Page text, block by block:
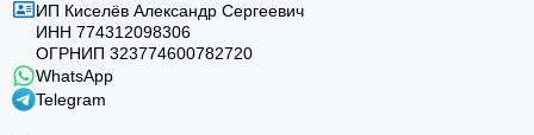
ИП Киселёв Александр Сергеевич
ИНН 774312098306
ОГРНИП 323774600782720
WhatsApp
Telegram